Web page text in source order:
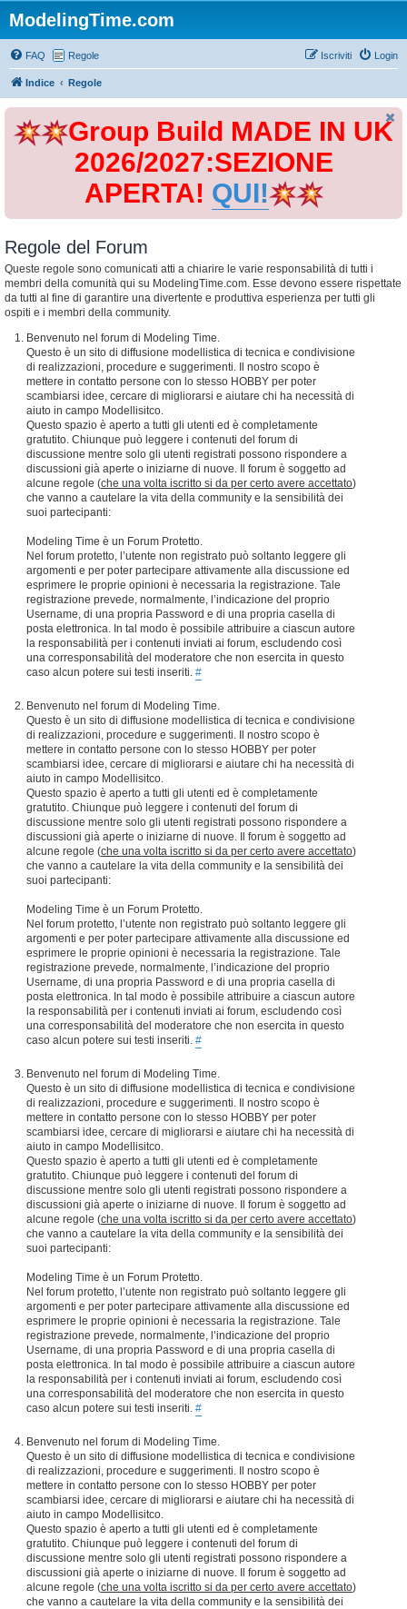
ModelingTime.com
FAQ Regole Login
Iscriviti
Indice Regole
Group Build MADE IN UK
2026/2027:SEZIONE
APERTA! QUI!
Regole del Forum
Queste regole sono comunicati atti a chiarire le varie responsabilità di tutti i
membri della comunità qui su ModelingTime.com. Esse devono essere rispettate
da tutti al fine di garantire una divertente e produttiva esperienza per tutti gli
ospiti e i membri della community.
Benvenuto nel forum di Modeling Time.
Questo è un sito di diffusione modellistica di tecnica e condivisione
di realizzazioni, procedure e suggerimenti. Il nostro scopo è
mettere in contatto persone con lo stesso HOBBY per poter
scambiarsi idee, cercare di migliorarsi e aiutare chi ha necessità di
aiuto in campo Modellisitco.
Questo spazio è aperto a tutti gli utenti ed è completamente
gratutito. Chiunque può leggere i contenuti del forum di
discussione mentre solo gli utenti registrati possono rispondere a
discussioni già aperte o iniziarne di nuove. Il forum è soggetto ad
alcune regole (che una volta iscritto si da per certo avere accettato)
che vanno a cautelare la vita della community e la sensibilità dei
suoi partecipanti:
Modeling Time è un Forum Protetto.
Nel forum protetto, l’utente non registrato può soltanto leggere gli
argomenti e per poter partecipare attivamente alla discussione ed
esprimere le proprie opinioni è necessaria la registrazione. Tale
registrazione prevede, normalmente, l’indicazione del proprio
Username, di una propria Password e di una propria casella di
posta elettronica. In tal modo è possibile attribuire a ciascun autore
la responsabilità per i contenuti inviati ai forum, escludendo così
una corresponsabilità del moderatore che non esercita in questo
caso alcun potere sui testi inseriti. #
Benvenuto nel forum di Modeling Time.
Questo è un sito di diffusione modellistica di tecnica e condivisione
di realizzazioni, procedure e suggerimenti. Il nostro scopo è
mettere in contatto persone con lo stesso HOBBY per poter
scambiarsi idee, cercare di migliorarsi e aiutare chi ha necessità di
aiuto in campo Modellisitco.
Questo spazio è aperto a tutti gli utenti ed è completamente
gratutito. Chiunque può leggere i contenuti del forum di
discussione mentre solo gli utenti registrati possono rispondere a
discussioni già aperte o iniziarne di nuove. Il forum è soggetto ad
alcune regole (che una volta iscritto si da per certo avere accettato)
che vanno a cautelare la vita della community e la sensibilità dei
suoi partecipanti:
Modeling Time è un Forum Protetto.
Nel forum protetto, l’utente non registrato può soltanto leggere gli
argomenti e per poter partecipare attivamente alla discussione ed
esprimere le proprie opinioni è necessaria la registrazione. Tale
registrazione prevede, normalmente, l’indicazione del proprio
Username, di una propria Password e di una propria casella di
posta elettronica. In tal modo è possibile attribuire a ciascun autore
la responsabilità per i contenuti inviati ai forum, escludendo così
una corresponsabilità del moderatore che non esercita in questo
caso alcun potere sui testi inseriti. #
Benvenuto nel forum di Modeling Time.
Questo è un sito di diffusione modellistica di tecnica e condivisione
di realizzazioni, procedure e suggerimenti. Il nostro scopo è
mettere in contatto persone con lo stesso HOBBY per poter
scambiarsi idee, cercare di migliorarsi e aiutare chi ha necessità di
aiuto in campo Modellisitco.
Questo spazio è aperto a tutti gli utenti ed è completamente
gratutito. Chiunque può leggere i contenuti del forum di
discussione mentre solo gli utenti registrati possono rispondere a
discussioni già aperte o iniziarne di nuove. Il forum è soggetto ad
alcune regole (che una volta iscritto si da per certo avere accettato)
che vanno a cautelare la vita della community e la sensibilità dei
suoi partecipanti:
Modeling Time è un Forum Protetto.
Nel forum protetto, l’utente non registrato può soltanto leggere gli
argomenti e per poter partecipare attivamente alla discussione ed
esprimere le proprie opinioni è necessaria la registrazione. Tale
registrazione prevede, normalmente, l’indicazione del proprio
Username, di una propria Password e di una propria casella di
posta elettronica. In tal modo è possibile attribuire a ciascun autore
la responsabilità per i contenuti inviati ai forum, escludendo così
una corresponsabilità del moderatore che non esercita in questo
caso alcun potere sui testi inseriti. #
Benvenuto nel forum di Modeling Time.
Questo è un sito di diffusione modellistica di tecnica e condivisione
di realizzazioni, procedure e suggerimenti. Il nostro scopo è
mettere in contatto persone con lo stesso HOBBY per poter
scambiarsi idee, cercare di migliorarsi e aiutare chi ha necessità di
aiuto in campo Modellisitco.
Questo spazio è aperto a tutti gli utenti ed è completamente
gratutito. Chiunque può leggere i contenuti del forum di
discussione mentre solo gli utenti registrati possono rispondere a
discussioni già aperte o iniziarne di nuove. Il forum è soggetto ad
alcune regole (che una volta iscritto si da per certo avere accettato)
che vanno a cautelare la vita della community e la sensibilità dei